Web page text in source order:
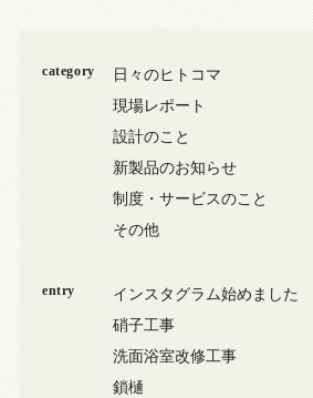
category
日々のヒトコマ
現場レポート
設計のこと
新製品のお知らせ
制度・サービスのこと
その他
entry
インスタグラム始めました
硝子工事
洗面浴室改修工事
鎖樋